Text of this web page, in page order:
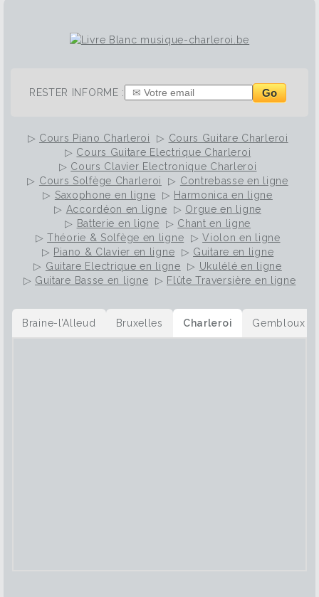
RESTER INFORME : Go
▷ Cours Piano Charleroi ▷ Cours Guitare Charleroi
▷ Cours Guitare Electrique Charleroi
▷ Cours Clavier Electronique Charleroi
▷ Cours Solfège Charleroi ▷ Contrebasse en ligne
▷ Saxophone en ligne ▷ Harmonica en ligne
▷ Accordéon en ligne ▷ Orgue en ligne
▷ Batterie en ligne ▷ Chant en ligne
▷Théorie & Solfège en ligne ▷Violon en ligne
▷ Piano & Clavier en ligne ▷ Guitare en ligne
▷ Guitare Electrique en ligne ▷ Ukulélé en ligne
▷ Guitare Basse en ligne ▷ Flûte Traversière en ligne
Braine-l’Alleud Bruxelles Charleroi Gembloux